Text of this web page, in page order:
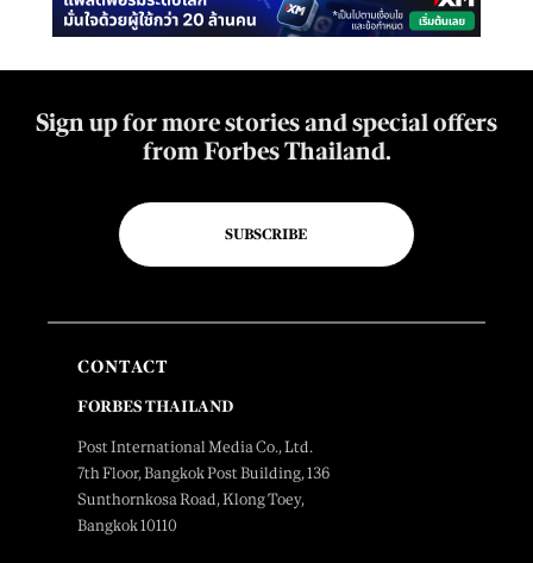
Sign up for more stories and special offers
from Forbes Thailand.
SUBSCRIBE
CONTACT
FORBES THAILAND
Post International Media Co., Ltd.
7th Floor, Bangkok Post Building, 136
Sunthornkosa Road, Klong Toey,
Bangkok 10110